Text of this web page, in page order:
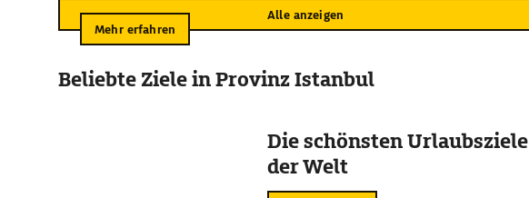
Alle anzeigen
Mehr erfahren
Beliebte Ziele in Provinz Istanbul
Die schönsten Urlaubsziele
der Welt